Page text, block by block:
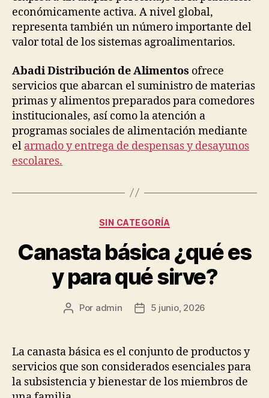
económicamente activa. A nivel global,
representa también un número importante del
valor total de los sistemas agroalimentarios.
Abadi Distribución de Alimentos ofrece
servicios que abarcan el suministro de materias
primas y alimentos preparados para comedores
institucionales, así como la atención a
programas sociales de alimentación mediante
el armado y entrega de despensas y desayunos
escolares.
Categorías
SIN CATEGORÍA
Canasta básica ¿qué es
y para qué sirve?
Autor
publicación
Por admin
Fecha
publicación
5 junio, 2026
La canasta básica es el conjunto de productos y
servicios que son considerados esenciales para
la subsistencia y bienestar de los miembros de